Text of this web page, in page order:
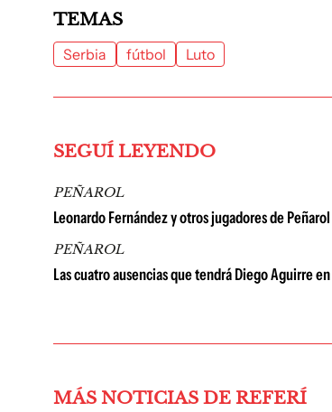
TEMAS
Serbia fútbol Luto
SEGUÍ LEYENDO
PEÑAROL
Leonardo Fernández y otros jugadores de
PEÑAROL
Las cuatro ausencias que tendrá Diego Aguirre
MÁS NOTICIAS DE REFERÍ